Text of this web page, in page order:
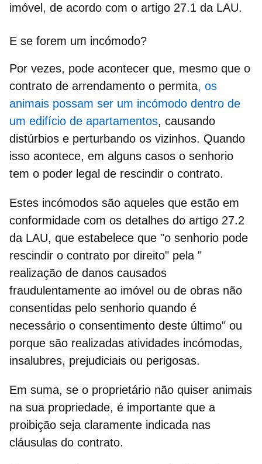
imóvel, de acordo com o artigo 27.1 da LAU.
E se forem um incómodo?
Por vezes, pode acontecer que, mesmo que o
contrato de arrendamento o permita, os
animais possam ser um incómodo dentro de
um edifício de apartamentos, causando
distúrbios e perturbando os vizinhos. Quando
isso acontece, em alguns casos o senhorio
tem o poder legal de rescindir o contrato.
Estes incómodos são aqueles que estão em
conformidade com os detalhes do artigo 27.2
da LAU, que estabelece que "o senhorio pode
rescindir o contrato por direito" pela "
realização de danos causados
fraudulentamente ao imóvel ou de obras não
consentidas pelo senhorio quando é
necessário o consentimento deste último" ou
porque são realizadas atividades incómodas,
insalubres, prejudiciais ou perigosas.
Em suma, se o proprietário não quiser animais
na sua propriedade, é importante que a
proibição seja claramente indicada nas
cláusulas do contrato.